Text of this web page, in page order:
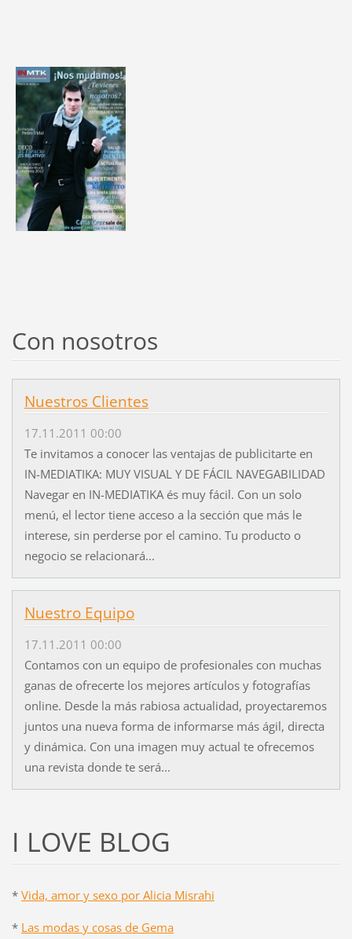
Con nosotros
Nuestros Clientes
17.11.2011 00:00
Te invitamos a conocer las ventajas de publicitarte en
IN-MEDIATIKA: MUY VISUAL Y DE FÁCIL NAVEGABILIDAD
Navegar en IN-MEDIATIKA és muy fácil. Con un solo
menú, el lector tiene acceso a la sección que más le
interese, sin perderse por el camino. Tu producto o
negocio se relacionará...
Nuestro Equipo
17.11.2011 00:00
Contamos con un equipo de profesionales con muchas
ganas de ofrecerte los mejores artículos y fotografías
online. Desde la más rabiosa actualidad, proyectaremos
juntos una nueva forma de informarse más ágil, directa
y dinámica. Con una imagen muy actual te ofrecemos
una revista donde te será...
I LOVE BLOG
* Vida, amor y sexo por Alicia Misrahi
* Las modas y cosas de Gema